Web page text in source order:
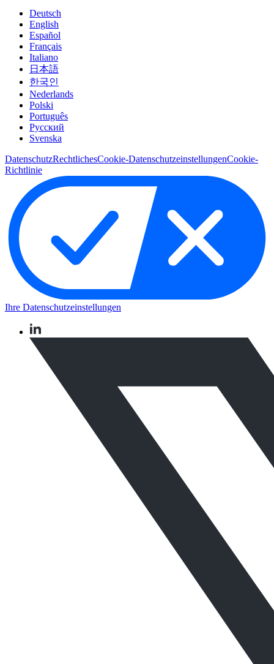
Deutsch
English
Español
Français
Italiano
日本語
한국인
Nederlands
Polski
Português
Pусский
Svenska
DatenschutzRechtlichesCookie-DatenschutzeinstellungenCookie-
Richtlinie
Ihre Datenschutzeinstellungen